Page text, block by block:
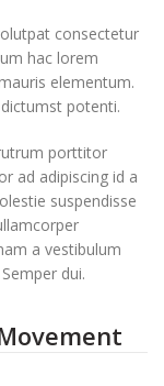
consectetur
hac lorem
elementum.
potenti.
porttitor
ad adipiscing id a
suspendisse
a vestibulum
dui.